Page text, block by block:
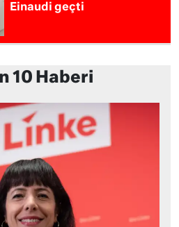
Einaudi geçti
10 Haberi